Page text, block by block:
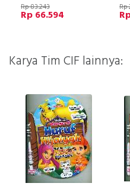
Rp 83.243
Rp 66.594
Rp
Karya Tim CIF lainnya: